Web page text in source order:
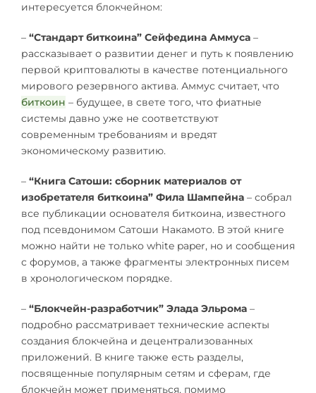
интересуется блокчейном:
– “Стандарт биткоина” Сейфедина Аммуса –
рассказывает о развитии денег и путь к появлению
первой криптовалюты в качестве потенциального
мирового резервного актива. Аммус считает, что
биткоин – будущее, в свете того, что фиатные
системы давно уже не соответствуют
современным требованиям и вредят
экономическому развитию.
– “Книга Сатоши: сборник материалов от
изобретателя биткоина” Фила Шампейна – собрал
все публикации основателя биткоина, известного
под псевдонимом Сатоши Накамото. В этой книге
можно найти не только white paper, но и сообщения
с форумов, а также фрагменты электронных писем
в хронологическом порядке.
– “Блокчейн-разработчик” Элада Эльрома –
подробно рассматривает технические аспекты
создания блокчейна и децентрализованных
приложений. В книге также есть разделы,
посвященные популярным сетям и сферам, где
блокчейн может применяться, помимо